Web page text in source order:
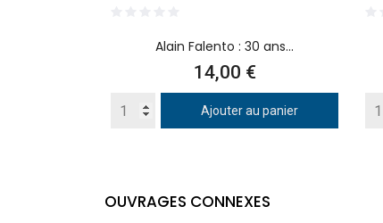
Alain Falento : 30 ans...
Prix
14,00 €
Ajouter au panier
OUVRAGES CONNEXES